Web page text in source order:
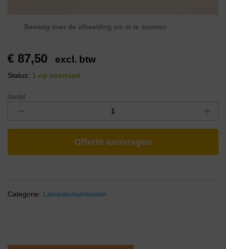
Beweeg over de afbeelding om in te zoomen
€ 87,50 excl. btw
Status: 1 op voorraad
Aantal:
Offerte aanvragen
Categorie: Laboratoriumkasten